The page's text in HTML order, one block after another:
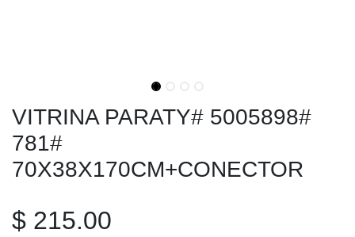
VITRINA PARATY# 5005898#
781#
70X38X170CM+CONECTOR
$ 215.00